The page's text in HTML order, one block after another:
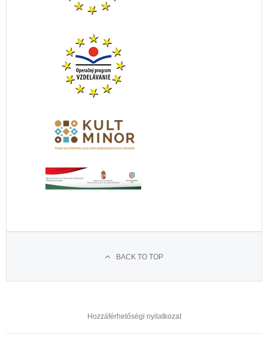
BACK TO TOP
Hozzáférhetőségi nyilatkozat